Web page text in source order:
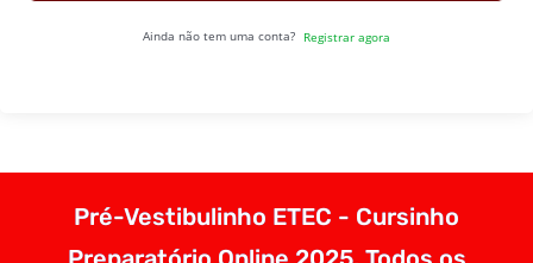
Ainda não tem uma conta? Registrar agora
Pré-Vestibulinho ETEC - Cursinho